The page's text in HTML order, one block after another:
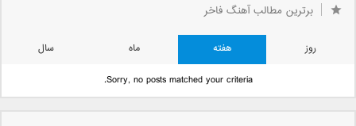
برترین مطالب آهنگ فاخر
روز هفته ماه
سال
Sorry, no posts matched your criteria.